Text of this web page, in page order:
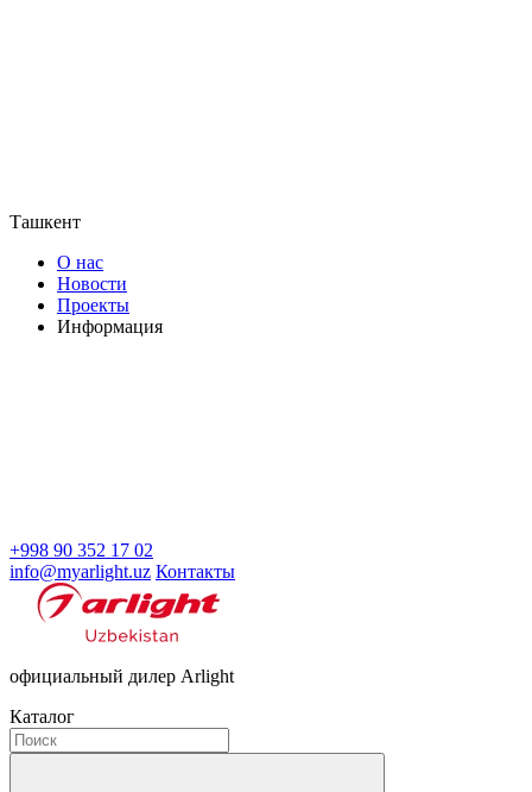
Ташкент
О нас
Новости
Проекты
Информация
+998 90 352 17 02
info@myarlight.uz Контакты
официальный дилер Arlight
Каталог